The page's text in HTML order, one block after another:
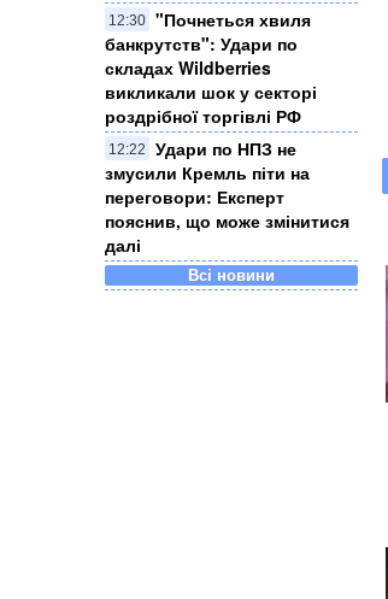
12:30 "Почнеться хвиля
банкрутств": Удари по
складах Wildberries
викликали шок у секторі
роздрібної торгівлі РФ
12:22
Удари по НПЗ не
змусили Кремль піти на
переговори: Експерт
пояснив, що може змінитися
далі
Всі новини